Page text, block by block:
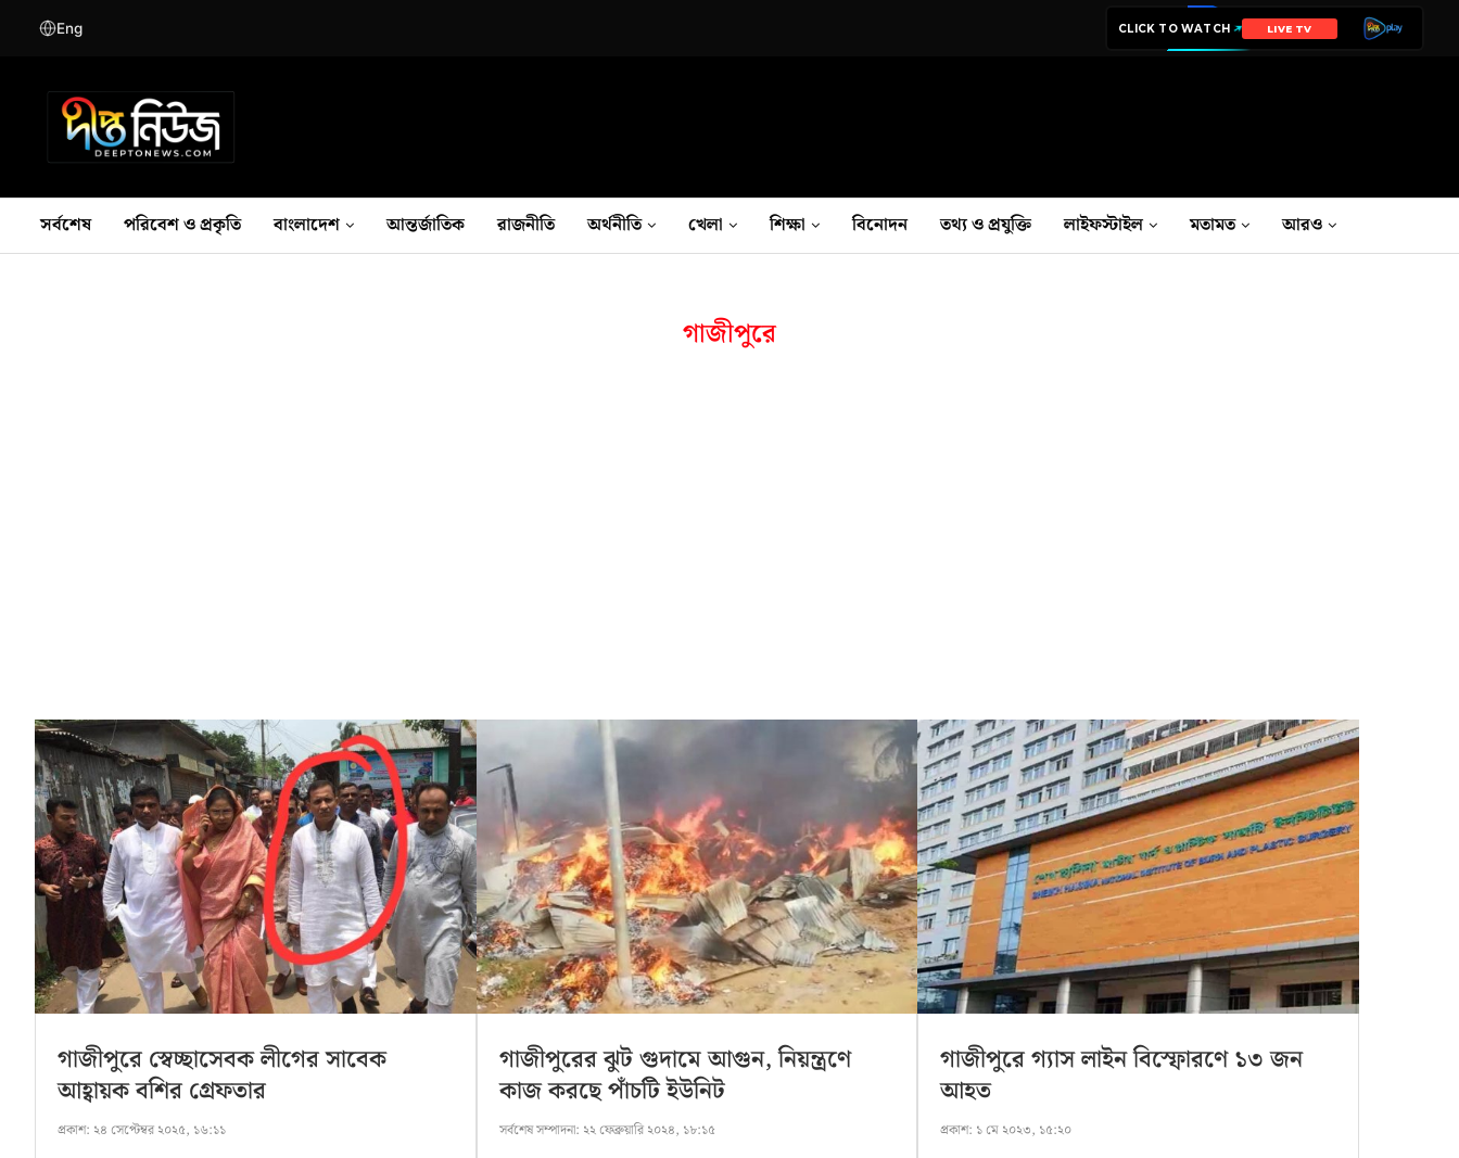
Eng CLICK TO WATCH LIVE TV
সর্বশেষ পরিবেশ ও প্রকৃতি বাংলাদেশ আন্তর্জাতিক রাজনীতি অর্থনীতি খেলা শিক্ষা বিনোদন তথ‍্য ও প্রযুক্তি লাইফস্টাইল মতামত আরও
গাজীপুরে
গাজীপুরে স্বেচ্ছাসেবক লীগের সাবেক
আহ্বায়ক বশির গ্রেফতার
প্রকাশ: ২৪ সেপ্টেম্বর ২০২৫, ১৬:১১
গাজীপুরের ঝুট গুদামে আগুন, নিয়ন্ত্রণে
কাজ করছে পাঁচটি ইউনিট
সর্বশেষ সম্পাদনা: ২২ ফেব্রুয়ারি ২০২৪, ১৮:১৫
গাজীপুরে গ্যাস লাইন বিস্ফোরণে ১৩ জন
আহত
প্রকাশ: ১ মে ২০২৩, ১৫:২০